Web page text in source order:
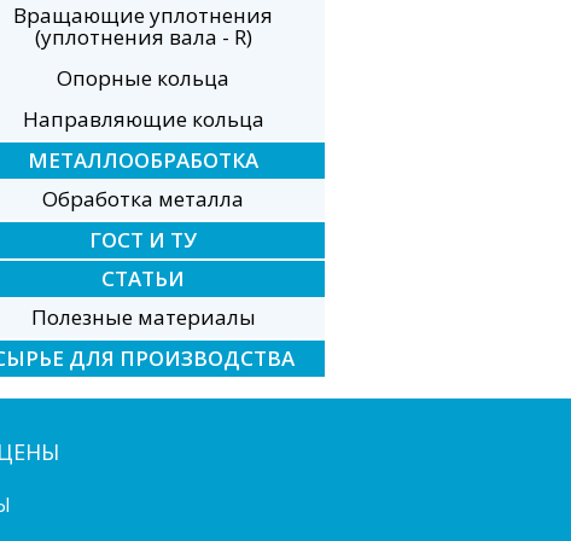
Вращающие уплотнения
(уплотнения вала - R)
Опорные кольца
Направляющие кольца
МЕТАЛЛООБРАБОТКА
Обработка металла
ГОСТ И ТУ
СТАТЬИ
Полезные материалы
ДЛЯ ПРОИЗВОДСТВА
ЦЕНЫ